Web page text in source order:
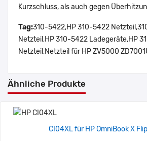
Kurzschluss, als auch gegen
Tag:310-5422,HP 310-5422
Netzteil,HP 310-5422 Ladegeräte,HP
Netzteil,Netzteil für HP ZV5000
Ähnliche Produkte
CI04XL für HP OmniBook X